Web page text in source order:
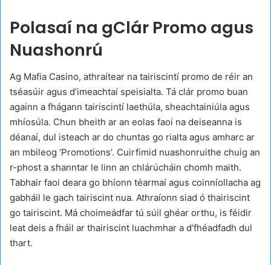
Polasaí na gClár Promo agus
Nuashonrú
Ag Mafia Casino, athraítear na tairiscintí promo de réir an
tséasúir agus d’imeachtaí speisialta. Tá clár promo buan
againn a fhágann tairiscintí laethúla, sheachtainiúla agus
mhíosúla. Chun bheith ar an eolas faoi na deiseanna is
déanaí, dul isteach ar do chuntas go rialta agus amharc ar
an mbileog ‘Promotions’. Cuirfimid nuashonruithe chuig an
r-phost a shanntar le linn an chlárúcháin chomh maith.
Tabhair faoi deara go bhíonn téarmaí agus coinníollacha ag
gabháil le gach tairiscint nua. Athraíonn siad ó thairiscint
go tairiscint. Má choimeádfar tú súil ghéar orthu, is féidir
leat deis a fháil ar thairiscint luachmhar a d’fhéadfadh dul
thart.